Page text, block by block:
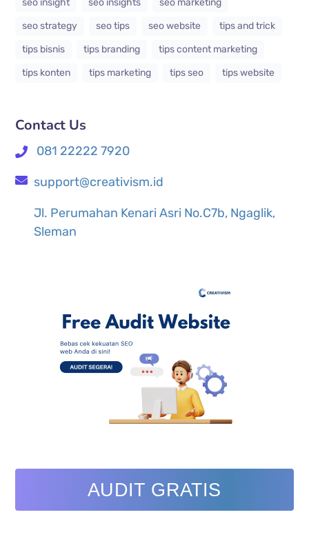
seo strategy
seo tips seo website
tips and trick
tips bisnis
tips branding
tips content marketing
tips konten
tips marketing tips seo tips website
Contact Us
081 22222 7920
support@creativism.id
Jl. Perumahan Kenari Asri No.C7b, Ngaglik,
Sleman
AUDIT GRATIS